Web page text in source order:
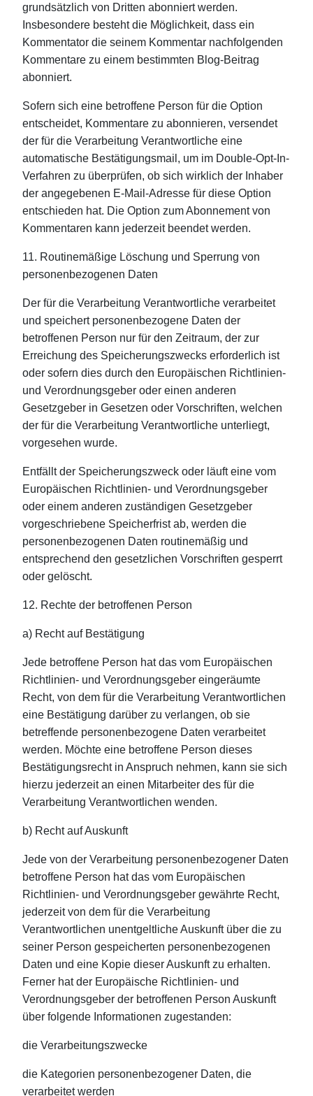
grundsätzlich von Dritten abonniert werden.
Insbesondere besteht die Möglichkeit, dass ein
Kommentator die seinem Kommentar nachfolgenden
Kommentare zu einem bestimmten Blog-Beitrag
abonniert.
Sofern sich eine betroffene Person für die Option
entscheidet, Kommentare zu abonnieren, versendet
der für die Verarbeitung Verantwortliche eine
automatische Bestätigungsmail, um im Double-Opt-In-
Verfahren zu überprüfen, ob sich wirklich der Inhaber
der angegebenen E-Mail-Adresse für diese Option
entschieden hat. Die Option zum Abonnement von
Kommentaren kann jederzeit beendet werden.
11. Routinemäßige Löschung und Sperrung von
personenbezogenen Daten
Der für die Verarbeitung Verantwortliche verarbeitet
und speichert personenbezogene Daten der
betroffenen Person nur für den Zeitraum, der zur
Erreichung des Speicherungszwecks erforderlich ist
oder sofern dies durch den Europäischen Richtlinien-
und Verordnungsgeber oder einen anderen
Gesetzgeber in Gesetzen oder Vorschriften, welchen
der für die Verarbeitung Verantwortliche unterliegt,
vorgesehen wurde.
Entfällt der Speicherungszweck oder läuft eine vom
Europäischen Richtlinien- und Verordnungsgeber
oder einem anderen zuständigen Gesetzgeber
vorgeschriebene Speicherfrist ab, werden die
personenbezogenen Daten routinemäßig und
entsprechend den gesetzlichen Vorschriften gesperrt
oder gelöscht.
12. Rechte der betroffenen Person
a) Recht auf Bestätigung
Jede betroffene Person hat das vom Europäischen
Richtlinien- und Verordnungsgeber eingeräumte
Recht, von dem für die Verarbeitung Verantwortlichen
eine Bestätigung darüber zu verlangen, ob sie
betreffende personenbezogene Daten verarbeitet
werden. Möchte eine betroffene Person dieses
Bestätigungsrecht in Anspruch nehmen, kann sie sich
hierzu jederzeit an einen Mitarbeiter des für die
Verarbeitung Verantwortlichen wenden.
b) Recht auf Auskunft
Jede von der Verarbeitung personenbezogener Daten
betroffene Person hat das vom Europäischen
Richtlinien- und Verordnungsgeber gewährte Recht,
jederzeit von dem für die Verarbeitung
Verantwortlichen unentgeltliche Auskunft über die zu
seiner Person gespeicherten personenbezogenen
Daten und eine Kopie dieser Auskunft zu erhalten.
Ferner hat der Europäische Richtlinien- und
Verordnungsgeber der betroffenen Person Auskunft
über folgende Informationen zugestanden:
die Verarbeitungszwecke
die Kategorien personenbezogener Daten, die
verarbeitet werden